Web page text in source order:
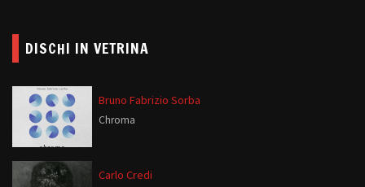
DISCHI IN VETRINA
Bruno Fabrizio Sorba
Chroma
Carlo Credi